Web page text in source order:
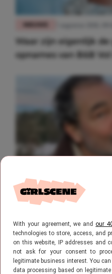
With your agreement, we andour
technologies to store, access, and
on this website, IP addresses and
not ask for your consent to
legitimate business interest. You
data processing based on
Waar zijn eigenlijk
opnames van B&B Vol
NIEUWS 10 oktober 2025, 11:32
Wat een beauty! Zo
van Ludo en Janine